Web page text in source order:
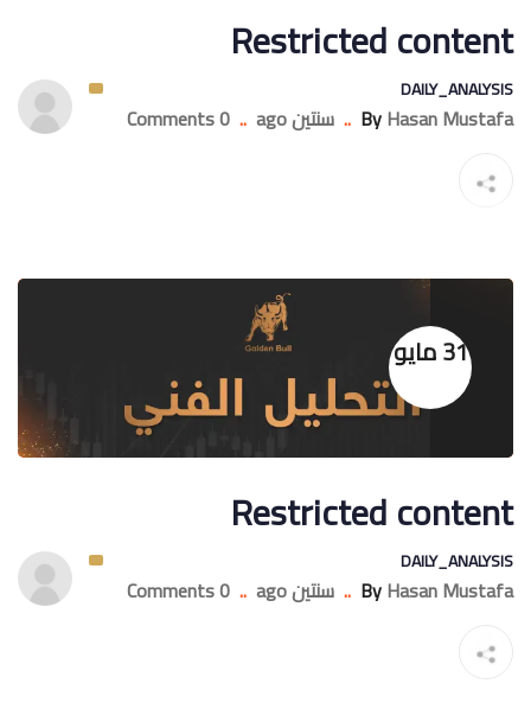
Restricted content
DAILY_ANALYSIS
ByHasan Mustafa
.. سنتين ago ..
0 Comments
31 مايو
Restricted content
DAILY_ANALYSIS
ByHasan Mustafa
.. سنتين ago ..
0 Comments